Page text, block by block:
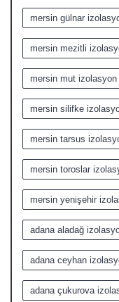
mersin gülnar
mersin mezitli
mersin mut izolasyon
mersin silifke
mersin tarsus
mersin toroslar
mersin yenişehir
adana aladağ
adana ceyhan
adana çukurova